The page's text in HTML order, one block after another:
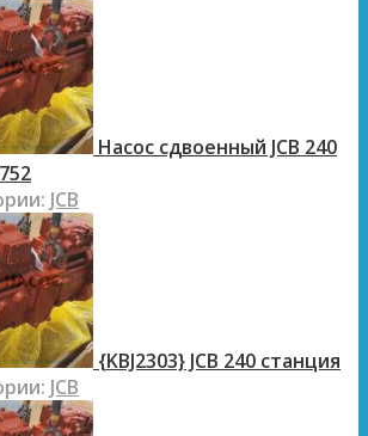
Насос сдвоенный JCB 240
JCB
{KBJ2303} JCB 240 станция
JCB